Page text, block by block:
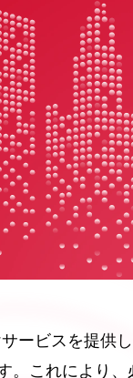
ービスを提供
これにより